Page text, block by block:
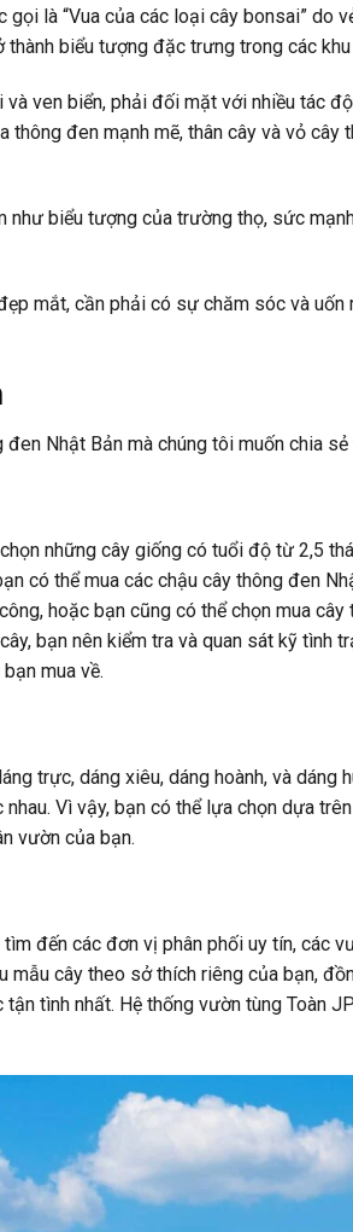
là “Vua của các loại cây bonsai” do
biểu tượng đặc trưng trong các
ven biển, phải đối mặt với nhiều tác
đen mạnh mẽ, thân cây và vỏ cây
biểu tượng của trường thọ, sức
mắt, cần phải có sự chăm sóc và uốn
Nhật Bản mà chúng tôi muốn chia sẻ
những cây giống có tuổi độ từ 2,5
có thể mua các chậu cây thông đen
hoặc bạn cũng có thể chọn mua
bạn nên kiểm tra và quan sát kỹ tình
mua về.
trực, dáng xiêu, dáng hoành, và dáng
Vì vậy, bạn có thể lựa chọn dựa
vườn của bạn.
đến các đơn vị phân phối uy tín, các
mẫu cây theo sở thích riêng của bạn,
tình nhất. Hệ thống vườn tùng Toàn